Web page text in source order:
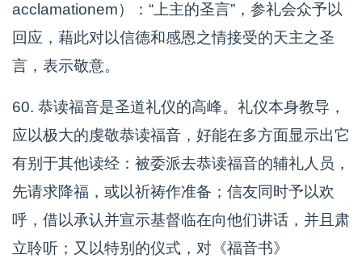
acclamationem）：“上主的圣言”，参礼会众予以
回应，藉此对以信德和感恩之情接受的天主之圣
言，表示敬意。
60. 恭读福音是圣道礼仪的高峰。礼仪本身教导，
应以极大的虔敬恭读福音，好能在多方面显示出它
有别于其他读经：被委派去恭读福音的辅礼人员，
先请求降福，或以祈祷作准备；信友同时予以欢
呼，借以承认并宣示基督临在向他们讲话，并且肃
立聆听；又以特别的仪式，对《福音书》